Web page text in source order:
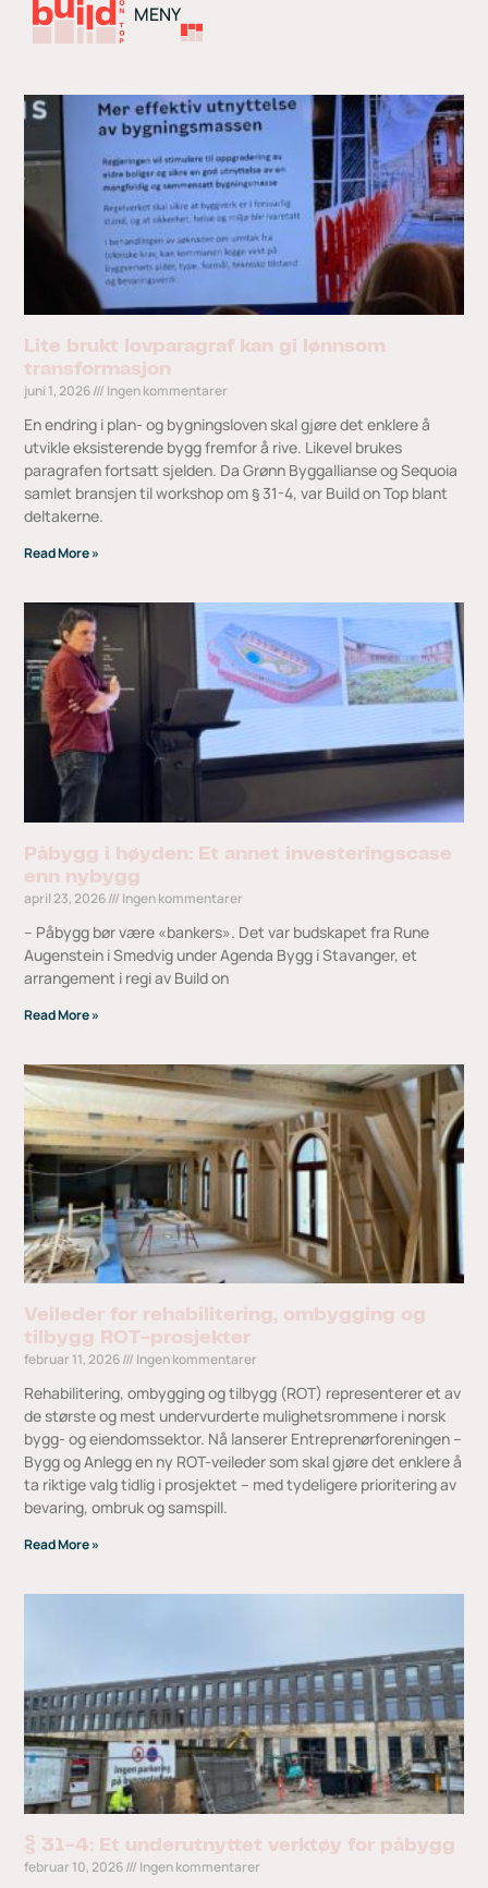
MENY
Lite brukt lovparagraf kan gi lønnsom
transformasjon
juni 1, 2026 Ingen kommentarer
En endring i plan- og bygningsloven skal gjøre det enklere å
utvikle eksisterende bygg fremfor å rive. Likevel brukes
paragrafen fortsatt sjelden. Da Grønn Byggallianse og Sequoia
samlet bransjen til workshop om § 31-4, var Build on Top blant
deltakerne.
Read More »
Påbygg i høyden: Et annet investeringscase
enn nybygg
april 23, 2026 Ingen kommentarer
– Påbygg bør være «bankers». Det var budskapet fra Rune
Augenstein i Smedvig under Agenda Bygg i Stavanger, et
arrangement i regi av Build on
Read More »
Veileder for rehabilitering, ombygging og
tilbygg ROT-prosjekter
februar 11, 2026 Ingen kommentarer
Rehabilitering, ombygging og tilbygg (ROT) representerer et av
de største og mest undervurderte mulighetsrommene i norsk
bygg- og eiendomssektor. Nå lanserer Entreprenørforeningen –
Bygg og Anlegg en ny ROT-veileder som skal gjøre det enklere å
ta riktige valg tidlig i prosjektet – med tydeligere prioritering av
bevaring, ombruk og samspill.
Read More »
§ 31-4: Et underutnyttet verktøy for påbygg
februar 10, 2026 Ingen kommentarer